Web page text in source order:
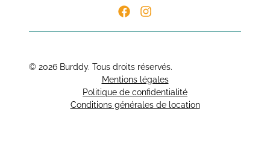
© 2026 Burddy. Tous droits réservés.
Mentions légales
Politique de confidentialité
Conditions générales de location